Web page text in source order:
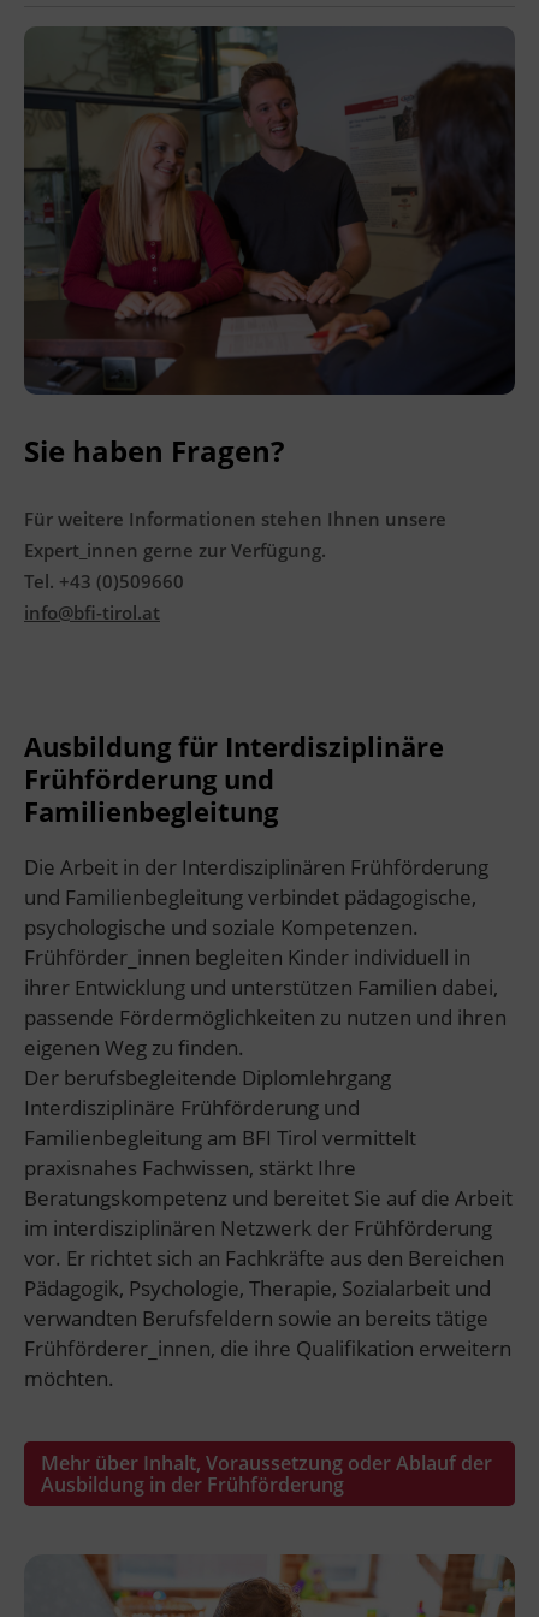
Ingenieurzertifizierung
BFI Reutte
BFI Schwaz
Sie haben Fragen?
Für weitere Informationen stehen Ihnen unsere
Expert_innen gerne zur Verfügung.
Tel. +43 (0)509660
info@bfi-tirol.at
Ausbildung für Interdisziplinäre
Frühförderung und
Familienbegleitung
Die Arbeit in der Interdisziplinären Frühförderung
und Familienbegleitung verbindet pädagogische,
psychologische und soziale Kompetenzen.
Frühförder_innen begleiten Kinder individuell in
ihrer Entwicklung und unterstützen Familien dabei,
passende Fördermöglichkeiten zu nutzen und ihren
eigenen Weg zu finden.
Der berufsbegleitende Diplomlehrgang
Interdisziplinäre Frühförderung und
Familienbegleitung am BFI Tirol vermittelt
praxisnahes Fachwissen, stärkt Ihre
Beratungskompetenz und bereitet Sie auf die Arbeit
im interdisziplinären Netzwerk der Frühförderung
vor. Er richtet sich an Fachkräfte aus den Bereichen
Pädagogik, Psychologie, Therapie, Sozialarbeit und
verwandten Berufsfeldern sowie an bereits tätige
Frühförderer_innen, die ihre Qualifikation erweitern
möchten.
Mehr über Inhalt, Voraussetzung oder Ablauf der
Ausbildung in der Frühförderung